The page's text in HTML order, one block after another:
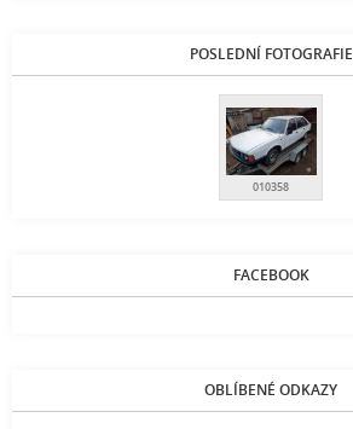
POSLEDNÍ FOTOGRAFIE
010358
FACEBOOK
OBLÍBENÉ ODKAZY